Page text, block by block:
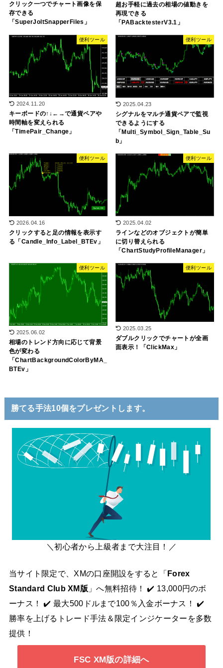
クリック一つでチャート画像を保
存できる
「SuperJoltSnapperFiles」
超お手軽に過去の相場の値動きを
再現できる
「PABacktesterV3.1」
便利ツール
2024.11.20
キーボードの↑↓←→で通貨ペアや
時間軸を変えられる
「TimePair_Change」
便利ツール
2025.04.23
シグナルをマルチ通貨ペアで監視
できるようにする
「Multi_Symbol_Sign_Table_Su
b」
便利ツール
2026.04.16
クリックすると足の情報を表示す
る「Candle_Info_Label_BTEv」
便利ツール
2025.04.02
ラインなどのオブジェクトが簡単
に切り替えられる
「ChartStudyProfileManager」
便利ツール
2025.06.02
相場のトレンド方向に応じて背景
色が変わる
「ChartBackgroundColorByMA_
BTEv」
便利ツール
2025.03.25
ダブルクリックでチャートが全画
面表示！「ClickMax」
勝てる手法10個をプレゼントします。
＼初心者から上級者まで大注目！／
当サイト限定で、XMの口座開設をすると「 Forex
Standard Club XM版 」へ無料招待！ ✔️ 13,000円のボ
ーナス！ ✔️ 最大500ドルまで100％入金ボーナス！ ✔️
勝率を上げるトレード手法＆限定インジケーターを多数
提供！
FSC XM版の詳細へ